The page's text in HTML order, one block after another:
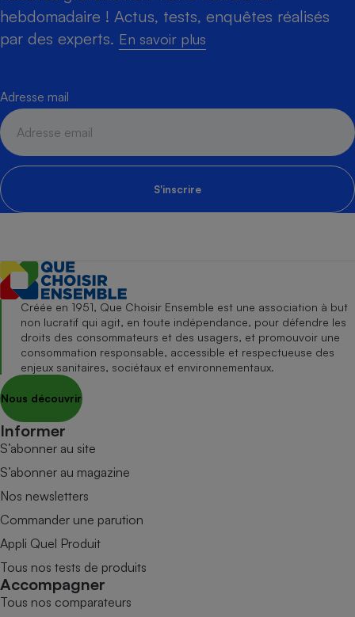
hebdomadaire ! Actus, tests, enquêtes réalisés
par des experts. En savoir plus
Adresse mail
S'inscrire
Créée en 1951, Que Choisir Ensemble est une association à but
non lucratif qui agit, en toute indépendance, pour défendre les
droits des consommateurs et des usagers, et promouvoir une
consommation responsable, accessible et respectueuse des
enjeux sanitaires, sociétaux et environnementaux.
Nous découvrir
Informer
S’abonner au site
S’abonner au magazine
Nos newsletters
Commander une parution
Appli Quel Produit
Tous nos tests de produits
Accompagner
Tous nos comparateurs